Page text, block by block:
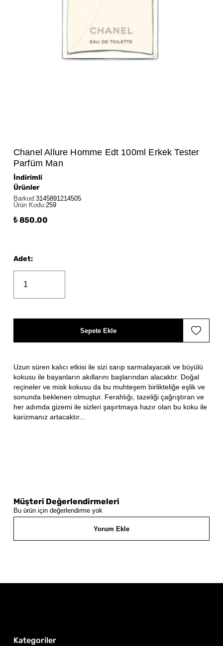
Chanel Allure Homme Edt 100ml Erkek Tester
Parfüm Man
İndirimli
Ürünler
Barkod:3145891214505
Ürün Kodu:259
₺ 850.00
Uzun süren kalıcı etkisi ile sizi sarıp sarmalayacak ve büyülü
kokusu ile bayanların akıllarını başlarından alacaktır. Doğal
reçineler ve misk kokusu da bu muhteşem birlikteliğe eşlik ve
sonunda beklenen olmuştur. Ferahlığı, tazeliği çağrıştıran ve
her adımda gizemi ile sizleri şaşırtmaya hazır olan bu koku ile
karizmanız artacaktır...
Adet:
Sepete Ekle
Müşteri Değerlendirmeleri
Bu ürün için değerlendirme yok
Yorum Ekle
Kategoriler